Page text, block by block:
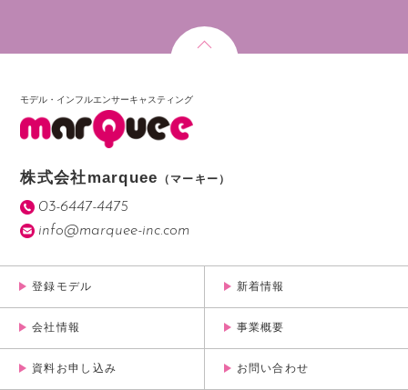
モデル・インフルエンサーキャスティング
株式会社marquee （マーキー）
03-6447-4475
info@marquee-inc.com
登録モデル 新着情報
会社情報 事業概要
資料お申し込み お問い合わせ